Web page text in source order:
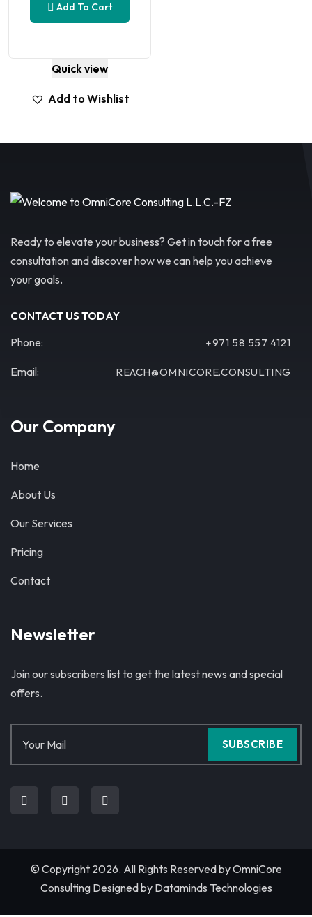
Add To Cart
Quick view
Add to Wishlist
Ready to elevate your business? Get in touch for a free
consultation and discover how we can help you achieve
your goals.
CONTACT US TODAY
Phone: +971 58 557 4121
Email: REACH@OMNICORE.CONSULTING
Our Company
Home
About Us
Our Services
Pricing
Contact
Newsletter
Join our subscribers list to get the latest news and special
offers.
SUBSCRIBE
© Copyright 2026. All Rights Reserved byOmniCore
ConsultingDesigned by Dataminds Technologies